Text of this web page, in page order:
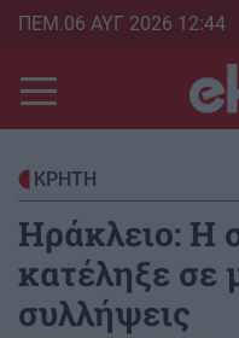
Skip
main
content
ΠΕΜ.06 ΑΥΓ 2026 12:44
ΚΡΗΤΗ
Ηράκλειο: Η
κατέληξε σε
συλλήψεις